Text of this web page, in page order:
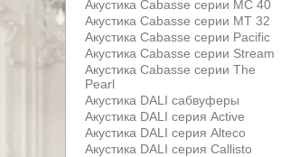
Акустика Cabasse серии MC 40
Акустика Cabasse серии MT 32
Акустика Cabasse серии Pacific
Акустика Cabasse серии Stream
Акустика Cabasse серии The
Pearl
Акустика DALI сабвуферы
Акустика DALI серия Active
Акустика DALI серия Alteco
Акустика DALI серия Callisto